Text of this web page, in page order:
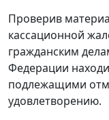
Проверив
кассационной
гражданским
Федерации
подлежащими
удовлетворению.